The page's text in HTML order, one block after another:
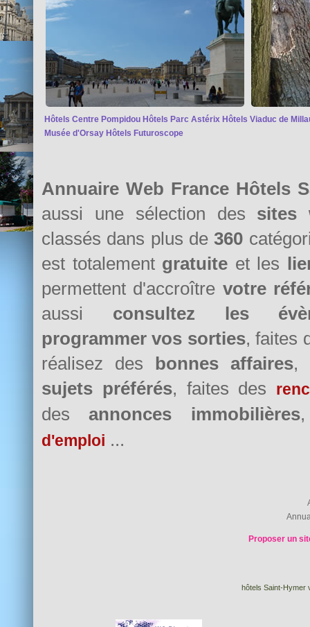
Hôtels Centre Pompidou Hôtels Parc Astérix Hôtels Viaduc de
Musée d'Orsay Hôtels Futuroscope
Annuaire Web France Hôtels
aussi une sélection des sites
classés dans plus de360
est totalement gratuite et les
permettent d'accroître votre
aussi consultez les
programmer vos sorties, faites
réalisez des
bonnes affaires,
sujets préférés, faites des
desannonces immobilières
d'emploi ...
Proposer un
hôtels Saint-Hymer